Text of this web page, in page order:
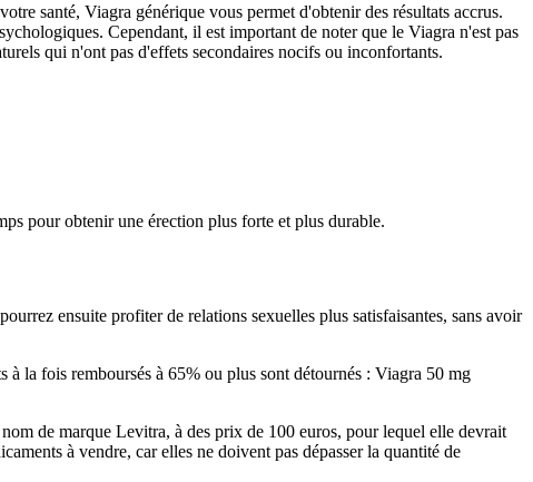
santé, Viagra générique vous permet d'obtenir des résultats accrus.
Cependant, il est important de noter que le Viagra n'est pas
qui n'ont pas d'effets secondaires nocifs ou inconfortants.
pour obtenir une érection plus forte et plus durable.
ensuite profiter de relations sexuelles plus satisfaisantes, sans avoir
la fois remboursés à 65% ou plus sont détournés : Viagra 50 mg
de marque Levitra, à des prix de 100 euros, pour lequel elle devrait
à vendre, car elles ne doivent pas dépasser la quantité de